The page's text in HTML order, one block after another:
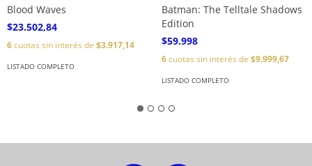
Blood Waves
$23.502,84
6cuotas sin interés de $3.917,14
LISTADO COMPLETO
Batman: The Telltale Shadows
Edition
$59.998
6cuotas sin interés de $9.999,67
LISTADO COMPLETO